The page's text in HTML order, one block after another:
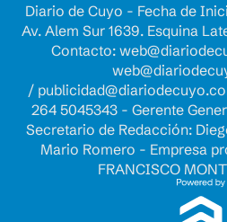
Diario de Cuyo - Fecha de
Av. Alem Sur 1639. Esquina
Contacto:
/
264 5045343 - Gerente
Secretario de Redacción:
Mario Romero - Empresa
FRANCISCO